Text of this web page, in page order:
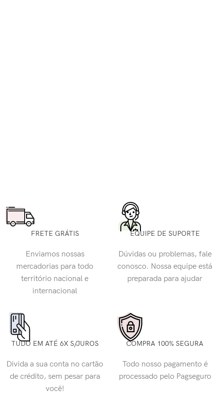
FRETE GRÁTIS
Enviamos nossas
mercadorias para todo
território nacional e
internacional
EQUIPE DE SUPORTE
Dúvidas ou problemas, fale
conosco. Nossa equipe está
preparada para ajudar
TUDO EM ATÉ 6X S/JUROS
Divida a sua conta no cartão
de crédito, sem pesar para
você!
COMPRA 100% SEGURA
Todo nosso pagamento é
processado pelo Pagseguro